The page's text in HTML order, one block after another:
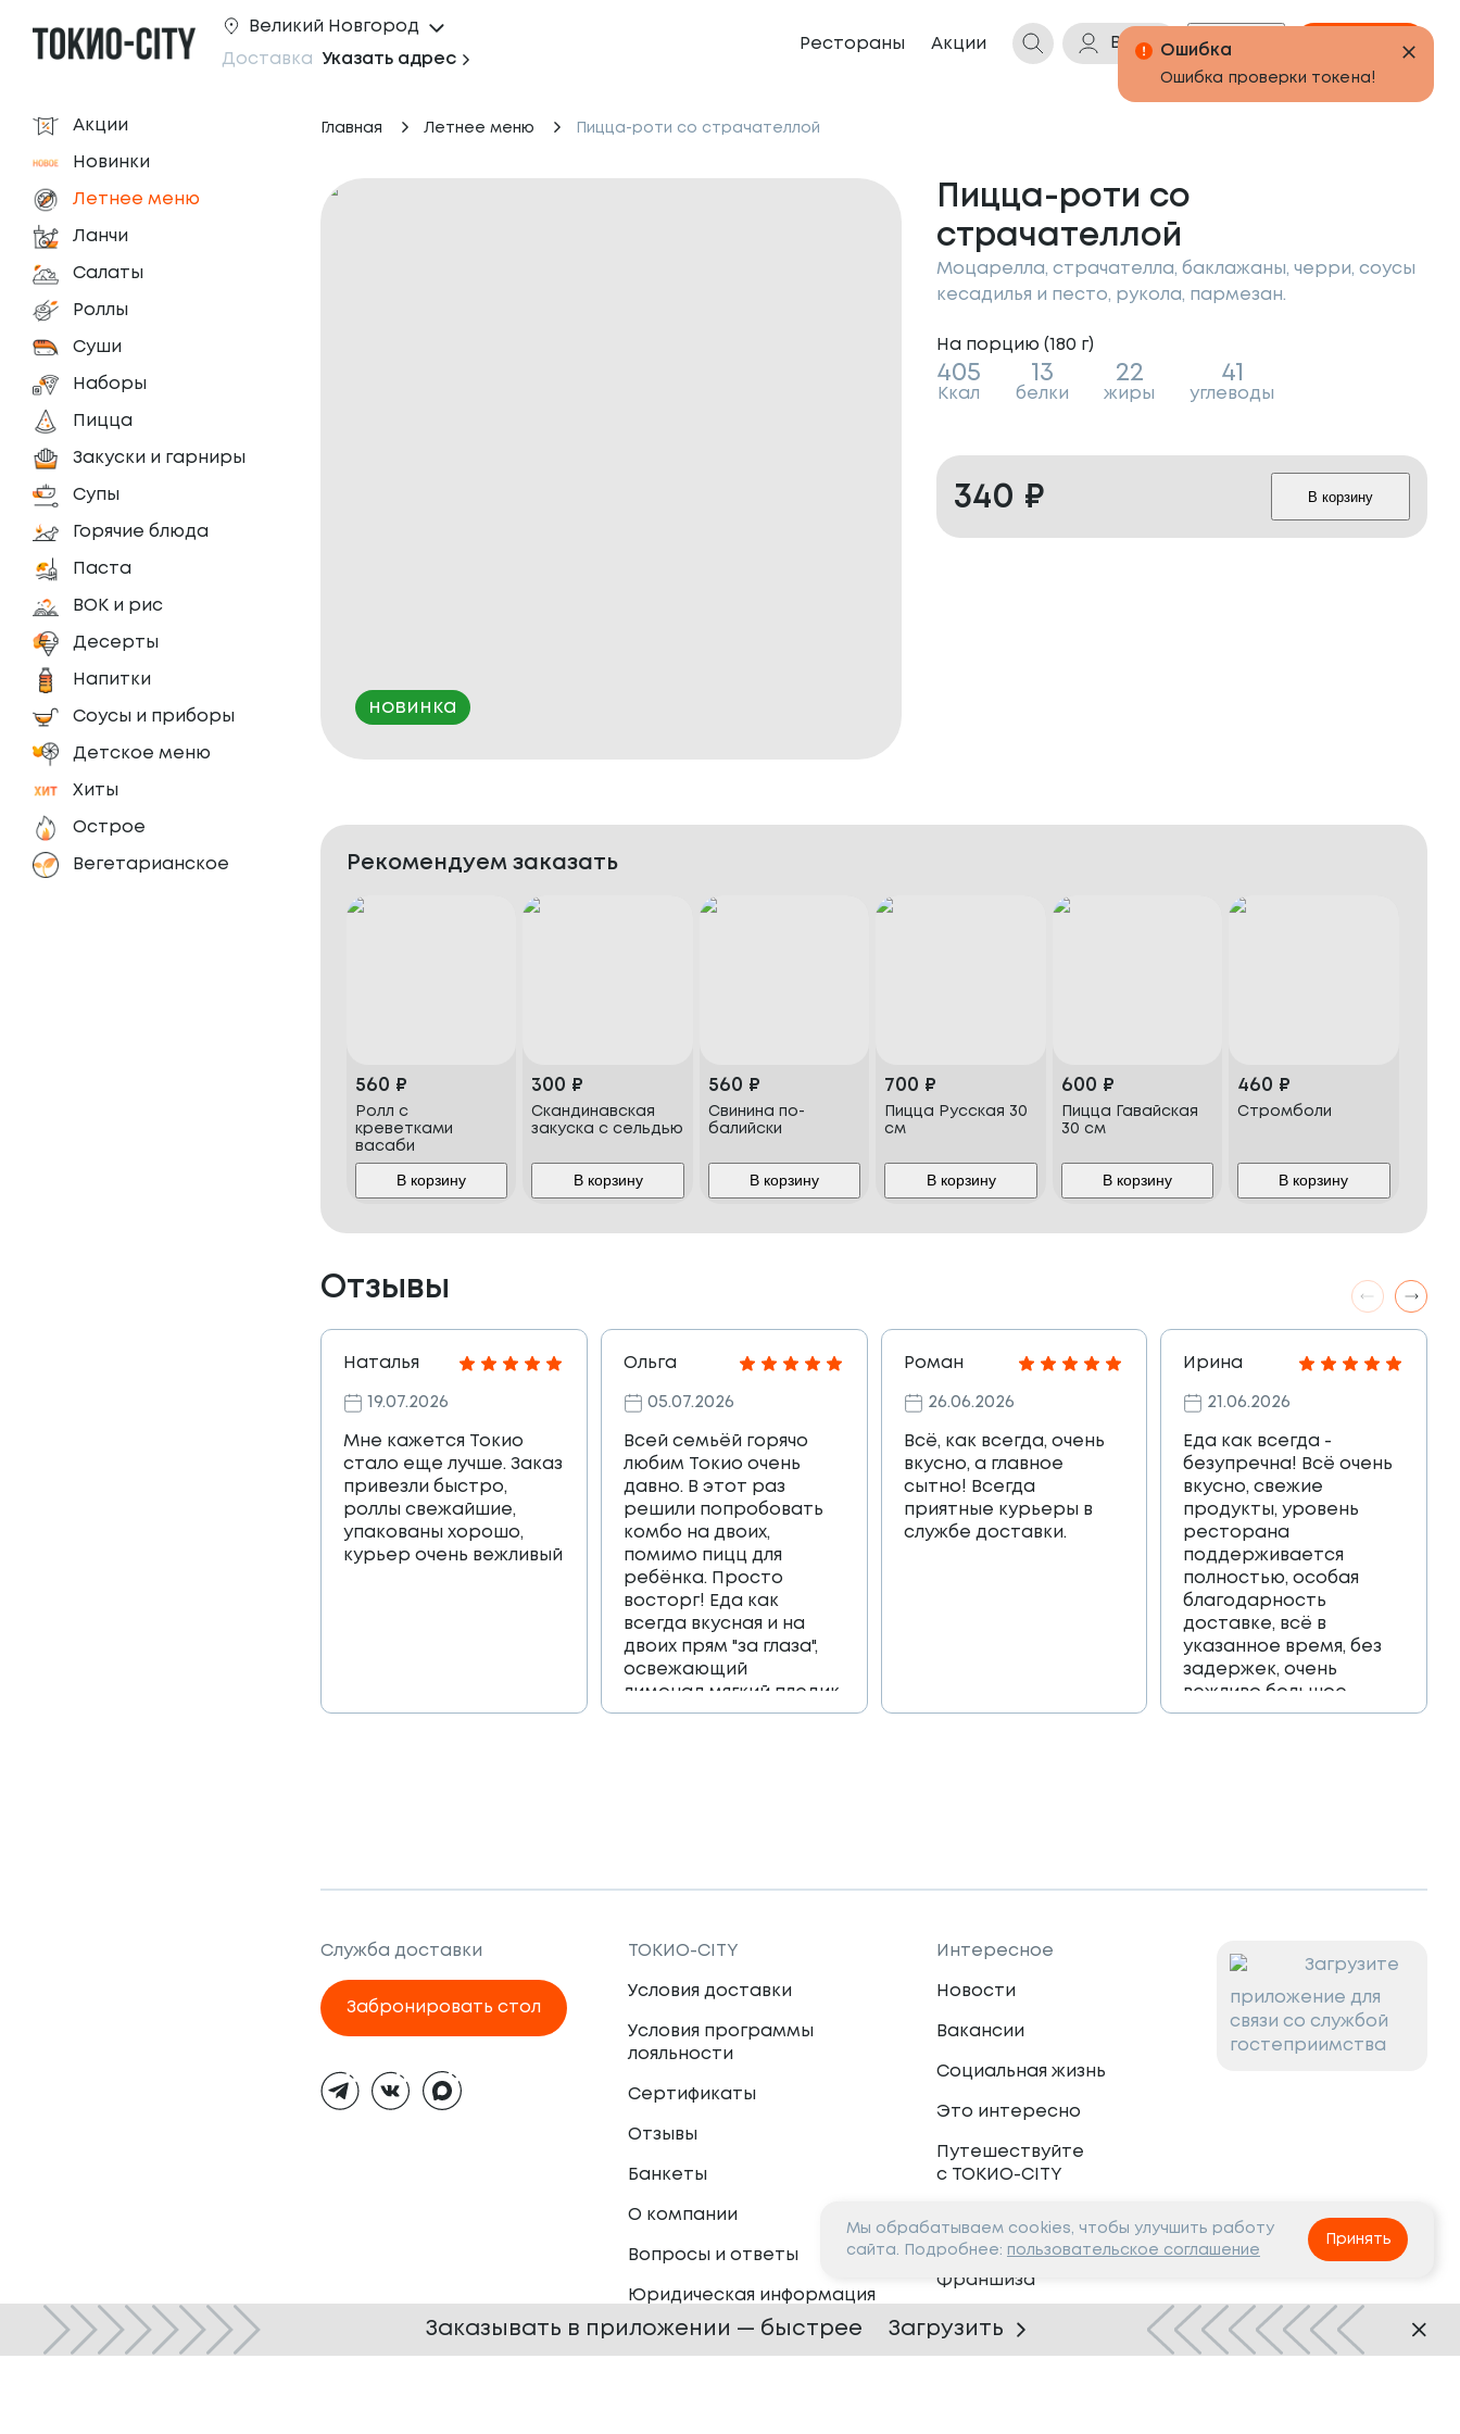
Великий Новгород
Доставка Указать адрес
Рестораны Акции Войти Бонусы Корзина
Акции
Новинки
Летнее меню
Ланчи
Салаты
Роллы
Суши
Наборы
Пицца
Закуски и гарниры
Супы
Горячие блюда
Паста
ВОК и рис
Десерты
Напитки
Соусы и приборы
Детское меню
Хиты
Острое
Вегетарианское
Главная Летнее меню Пицца-роти со страчателлой
новинка
Пицца-роти со
страчателлой
Моцарелла, страчателла, баклажаны, черри, соусы
кесадилья и песто, рукола, пармезан.
На порцию (180 г)
405
Ккал
13
белки
22
жиры
41
углеводы
340 ₽ В корзину
Рекомендуем заказать
560 ₽
Ролл с
креветками
васаби
В корзину
300 ₽
Скандинавская
закуска с сельдью
В корзину
560 ₽
Свинина по-
балийски
В корзину
700 ₽
Пицца Русская 30
см
В корзину
600 ₽
Пицца Гавайская
30 см
В корзину
460 ₽
Стромболи
В корзину
Отзывы
Наталья
19.07.2026
Мне кажется Токио
стало еще лучше. Заказ
привезли быстро,
роллы свежайшие,
упакованы хорошо,
курьер очень вежливый
Ольга
05.07.2026
Всей семьёй горячо
любим Токио очень
давно. В этот раз
решили попробовать
комбо на двоих,
помимо пицц для
ребёнка. Просто
восторг! Еда как
всегда вкусная и на
двоих прям "за глаза",
освежающий
лимонад,мягкий пледик
для пикника,и коробка
Роман
26.06.2026
Всё, как всегда, очень
вкусно, а главное
сытно! Всегда
приятные курьеры в
службе доставки.
Ирина
21.06.2026
Еда как всегда -
безупречна! Всё очень
вкусно, свежие
продукты, уровень
ресторана
поддерживается
полностью, особая
благодарность
доставке, всё в
указанное время, без
задержек, очень
вежливо большое
спасибо!!!
Служба доставки
Забронировать стол
тема
ТОКИО-CITY
Условия доставки
Условия программы
лояльности
Сертификаты
Отзывы
Банкеты
О компании
Вопросы и ответы
Юридическая информация
Интересное
Новости
Вакансии
Социальная жизнь
Это интересно
Путешествуйте
с ТОКИО-CITY
Партнёрам
Франшиза
Сотрудничество
Загрузите
приложение для
связи со службой
гостеприимства
Мы обрабатываем cookies, чтобы улучшить работу
сайта. Подробнее: пользовательское соглашение
Принять
Заказывать в приложении — быстрее Загрузить